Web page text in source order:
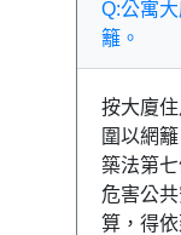
Q:公寓
籬。
按大廈
圍以網
築法第
危害公
算，得